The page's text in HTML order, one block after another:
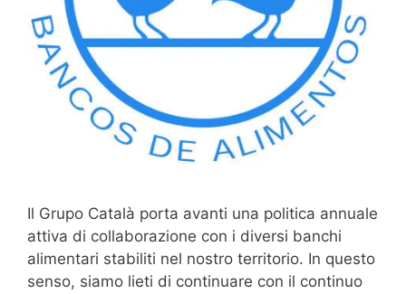
Il Grupo Català porta avanti una politica annuale
attiva di collaborazione con i diversi banchi
alimentari stabiliti nel nostro territorio. In questo
senso, siamo lieti di continuare con il continuo